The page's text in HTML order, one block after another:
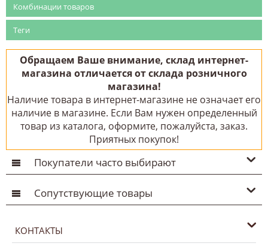
Комбинации товаров
Теги
Обращаем Ваше внимание, склад интернет-
магазина отличается от склада розничного
магазина!
Наличие товара в интернет-магазине не означает его
наличие в магазине. Если Вам нужен определенный
товар из каталога, оформите, пожалуйста, заказ.
Приятных покупок!
Покупатели часто выбирают
Сопутствующие товары
КОНТАКТЫ